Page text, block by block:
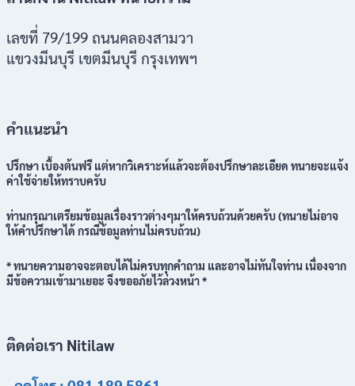
เลขที่ 79/199 ถนนคลองสามวา
แขวงมีนบุรี เขตมีนบุรี กรุงเทพฯ
คำแนะนำ
ปรึกษา เบื้องต้นฟรี แต่หากวิเคราะห์แล้วจะต้องปรึกษาละเอียด ทนายจะแจ้ง
ค่าใช้จ่ายให้ทราบครับ
ท่านกรุณาเตรียมข้อมูลเรื่องราวต่างๆมาให้ครบถ้วนด้วยครับ (ทนายไม่อาจ
ให้คำปรึกษาได้ กรณีข้อมูลท่านไม่ครบถ้วน)
* ทนายความอาจจะตอบได้ไม่ครบทุกคำถาม และอาจไม่ทันใจท่าน เนื่องจาก
มีข้อความเข้ามาเยอะ จึงขออภัยไว้ล่วงหน้า *
ติดต่อเรา Nitilaw